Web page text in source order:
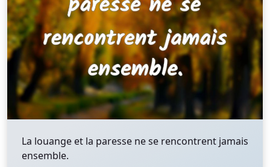
La louange et la paresse ne se rencontrent jamais
ensemble.